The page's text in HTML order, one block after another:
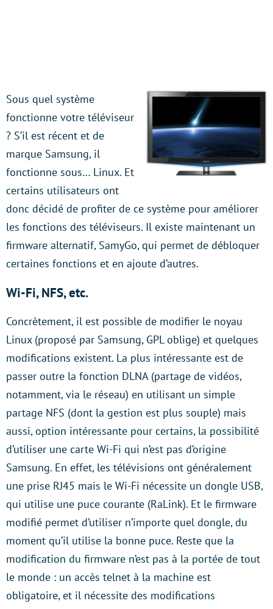
Sous quel système
fonctionne votre téléviseur
? S’il est récent et de
marque Samsung, il
fonctionne sous… Linux. Et
certains utilisateurs ont
donc décidé de profiter de ce système pour améliorer
les fonctions des téléviseurs. Il existe maintenant un
firmware alternatif, SamyGo, qui permet de débloquer
certaines fonctions et en ajoute d’autres.
Wi-Fi, NFS, etc.
Concrètement, il est possible de modifier le noyau
Linux (proposé par Samsung, GPL oblige) et quelques
modifications existent. La plus intéressante est de
passer outre la fonction DLNA (partage de vidéos,
notamment, via le réseau) en utilisant un simple
partage NFS (dont la gestion est plus souple) mais
aussi, option intéressante pour certains, la possibilité
d’utiliser une carte Wi-Fi qui n’est pas d’origine
Samsung. En effet, les télévisions ont généralement
une prise RJ45 mais le Wi-Fi nécessite un dongle USB,
qui utilise une puce courante (RaLink). Et le firmware
modifié permet d’utiliser n’importe quel dongle, du
moment qu’il utilise la bonne puce. Reste que la
modification du firmware n’est pas à la portée de tout
le monde : un accès telnet à la machine est
obligatoire, et il nécessite des modifications